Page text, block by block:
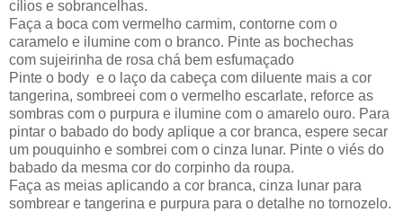
cílios e sobrancelhas.
Faça a boca com vermelho carmim, contorne com o
caramelo e ilumine com o branco. Pinte as bochechas
com sujeirinha de rosa chá bem esfumaçado
Pinte o body e o laço da cabeça com diluente mais a cor
tangerina, sombreei com o vermelho escarlate, reforce as
sombras com o purpura e ilumine com o amarelo ouro. Para
pintar o babado do body aplique a cor branca, espere secar
um pouquinho e sombrei com o cinza lunar. Pinte o viés do
babado da mesma cor do corpinho da roupa.
Faça as meias aplicando a cor branca, cinza lunar para
sombrear e tangerina e purpura para o detalhe no tornozelo.